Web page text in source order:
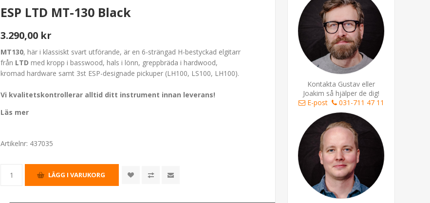
Kontakta Gustav eller
Joakim så hjälper de dig!
E-post
031-711 47 11
ESP LTD MT-130 Black
3.290,00 kr
MT130, här i klassiskt svart utförande, är en 6-strängad H-bestyckad elgitarr
från LTD med kropp i basswood, hals i lönn, greppbräda i hardwood,
kromad hardware samt 3st ESP-designade pickuper (LH100, LS100, LH100).
Vi kvalitetskontrollerar alltid ditt instrument innan leverans!
Läs mer
Artikelnr: 437035